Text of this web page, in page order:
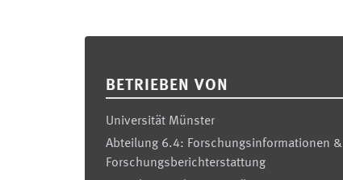
BETRIEBEN VON
Universität Münster
Abteilung 6.4: Forschungsinformationen &
Forschungsberichterstattung